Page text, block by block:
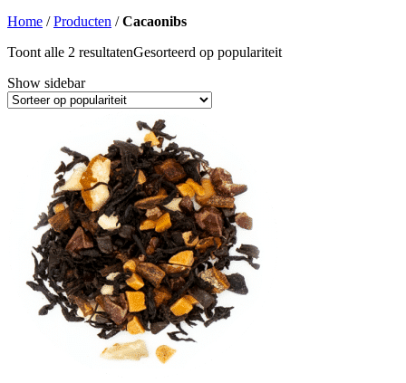
Home /Producten /Cacaonibs
Toont alle 2 resultatenGesorteerd op populariteit
Show sidebar